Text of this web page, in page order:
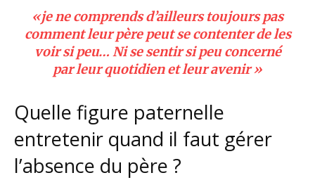
«je ne comprends d’ailleurs toujours pas
comment leur père peut se contenter de les
voir si peu… Ni se sentir si peu concerné
par leur quotidien et leur avenir »
Quelle figure paternelle
entretenir quand il faut gérer
l’absence du père ?